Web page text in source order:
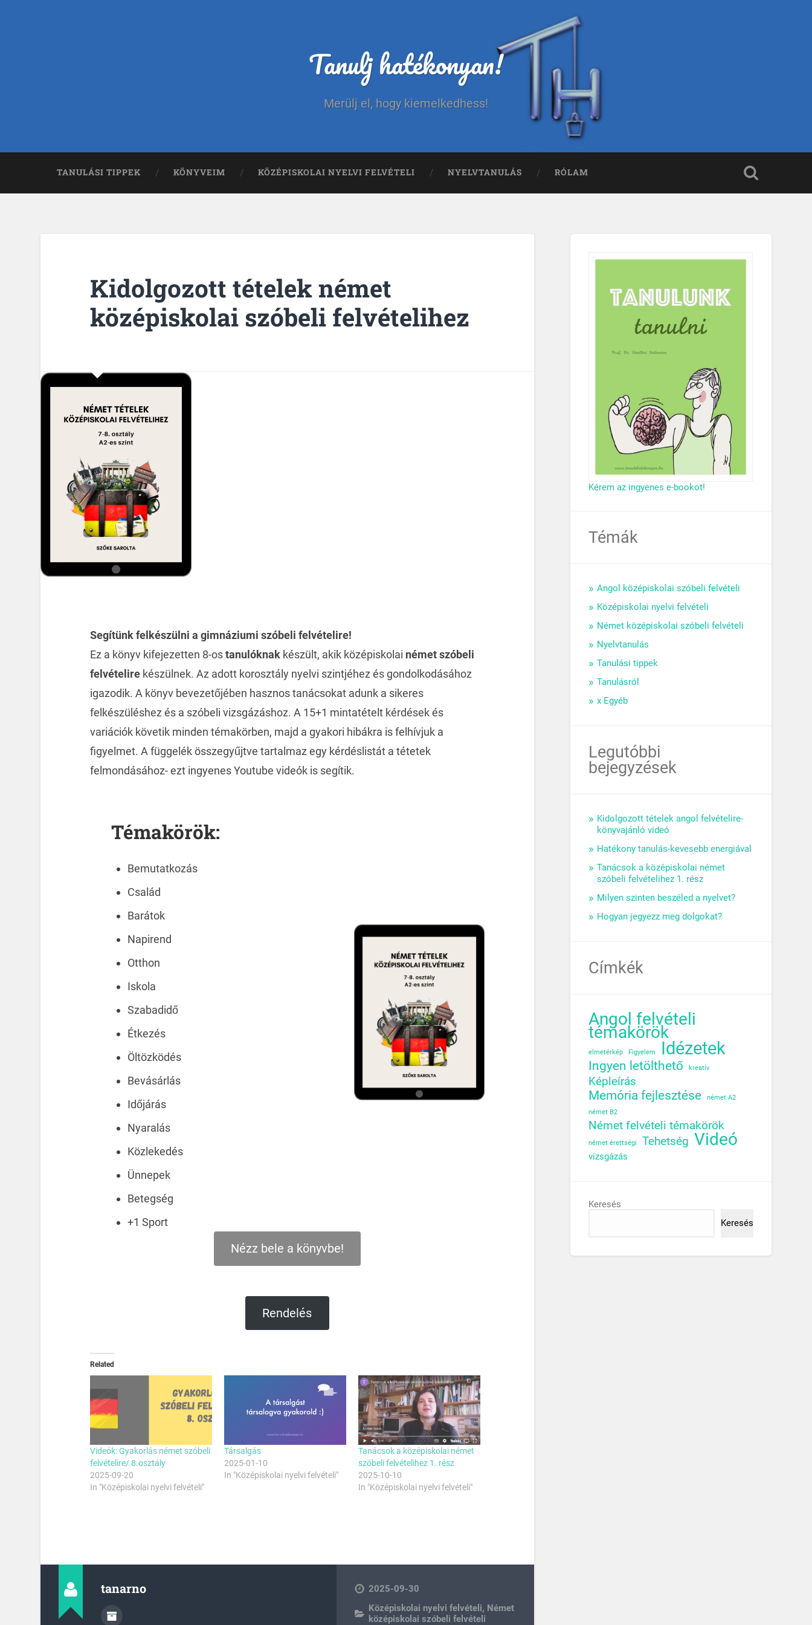
Tanulj hatékonyan!
Merülj el, hogy kiemelkedhess!
TANULÁSI TIPPEK KÖNYVEIM KÖZÉPISKOLAI NYELVI FELVÉTELI NYELVTANULÁS RÓLAM
Kidolgozott tételek német
középiskolai szóbeli felvételihez
Segítünk felkészülni a gimnáziumi szóbeli felvételire!
Ez a könyv kifejezetten 8-ostanulóknakkészült, akik középiskolai német szóbeli
felvételirekészülnek. Az adott korosztály nyelvi szintjéhez és gondolkodásához
igazodik. A könyv bevezetőjében hasznos tanácsokat adunk a sikeres
felkészüléshez és a szóbeli vizsgázáshoz. A 15+1 mintatételt kérdések és
variációk követik minden témakörben, majd a gyakori hibákra is felhívjuk a
figyelmet. A függelék összegyűjtve tartalmaz egy kérdéslistát a tétetek
felmondásához- ezt ingyenes Youtube videók is segítik.
Témakörök:
Bemutatkozás
Család
Barátok
Napirend
Otthon
Iskola
Szabadidő
Étkezés
Öltözködés
Bevásárlás
Időjárás
Nyaralás
Közlekedés
Ünnepek
Betegség
+1 Sport
Nézz bele a könyvbe!
Rendelés
Related
Videók: Gyakorlás német szóbeli
felvételire/ 8.osztály
2025-09-20
In "Középiskolai nyelvi felvételi"
Társalgás
2025-01-10
In "Középiskolai nyelvi felvételi"
Tanácsok a középiskolai német
szóbeli felvételihez 1. rész
2025-10-10
In "Középiskolai nyelvi felvételi"
tanarno
2025-09-30
Középiskolai nyelvi felvételi, Német
középiskolai szóbeli felvételi
Kérem az ingyenes e-bookot!
Témák
Angol középiskolai szóbeli felvételi
Középiskolai nyelvi felvételi
Német középiskolai szóbeli felvételi
Nyelvtanulás
Tanulási tippek
Tanulásról
x Egyéb
Legutóbbi
bejegyzések
Kidolgozott tételek angol felvételire-
könyvajánló videó
Hatékony tanulás-kevesebb energiával
Tanácsok a középiskolai német
szóbeli felvételihez 1. rész
Milyen szinten beszéled a nyelvet?
Hogyan jegyezz meg dolgokat?
Címkék
Angol felvételi
témakörök
elmetérkép Figyelem Idézetek
Ingyen letölthető kreatív
Képleírás
Memória fejlesztése
német A2
német B2
Német felvételi témakörök
német érettségi Tehetség Videó
vizsgázás
Keresés
Keresés